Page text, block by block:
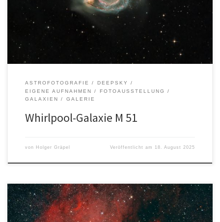
Alle Bilder, Texte und Logos sind urheberrechtlich geschützt. Die
Rechte liegen bei dem/der jeweiligen Urheber*in.
ASTROFOTOGRAFIE
DEEPSKY
EIGENE AUFNAHMEN
FOTOAUSSTELLUNG
GALAXIEN
GALERIE
Whirlpool-Galaxie M 51
von Holger Gräpel Veröffentlicht am 18. August 2025